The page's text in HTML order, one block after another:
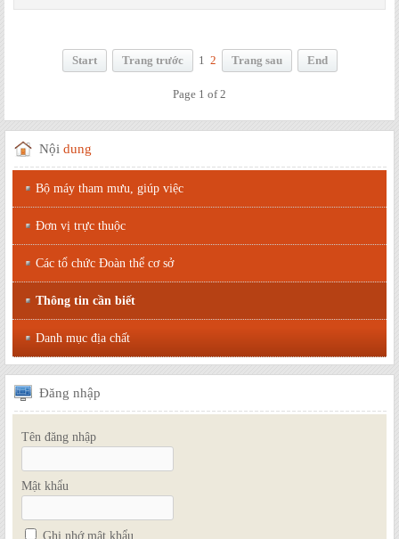
Start Trang trước 1 2 Trang sau End
Page 1 of 2
Nội dung
Bộ máy tham mưu, giúp việc
Đơn vị trực thuộc
Các tổ chức Đoàn thể cơ sở
Thông tin cần biết
Danh mục địa chất
Đăng nhập
Tên đăng nhập
Mật khẩu
Ghi nhớ mật khẩu